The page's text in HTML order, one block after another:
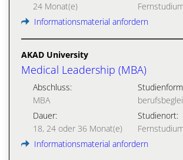
24 Monat(e)
Informationsmaterial anfordern
AKAD University
Medical Leadership (MBA)
Abschluss:
MBA
Dauer:
18, 24 oder 36 Monat(e)
Studienort:
Informationsmaterial anfordern